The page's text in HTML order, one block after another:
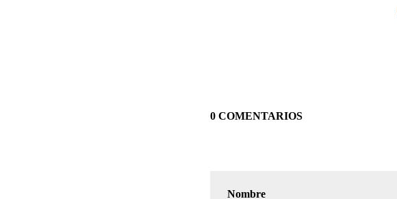
0 COMENTARIOS
Nombre